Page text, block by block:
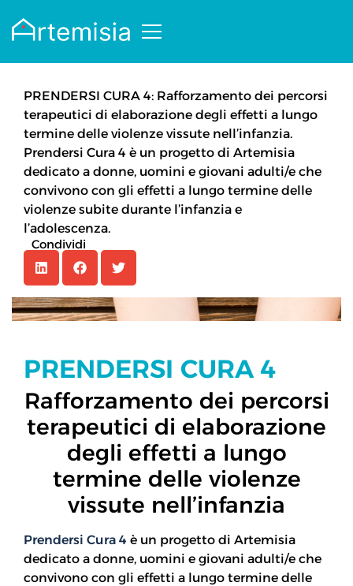
PRENDERSI CURA 4: Rafforzamento dei percorsi
terapeutici di elaborazione degli effetti a lungo
termine delle violenze vissute nell’infanzia.
Prendersi Cura 4 è un progetto di Artemisia
dedicato a donne, uomini e giovani adulti/e che
convivono con gli effetti a lungo termine delle
violenze subite durante l’infanzia e
l’adolescenza.
Condividi
PRENDERSI CURA 4
Rafforzamento dei percorsi
terapeutici di elaborazione
degli effetti a lungo
termine delle violenze
vissute nell’infanzia
Prendersi Cura 4 è un progetto di Artemisia
dedicato a donne, uomini e giovani adulti/e che
convivono con gli effetti a lungo termine delle